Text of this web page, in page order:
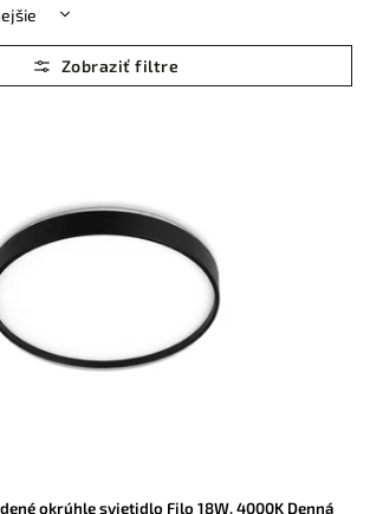
okrúhle svietidlo Filo 18W, 4000K Denná